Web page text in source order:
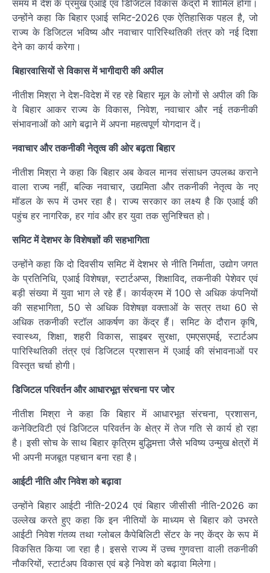
समय में देश के प्रमुख एआई एवं डिजिटल विकास केंद्रों में शामिल होगा।
उन्होंने कहा कि बिहार एआई समिट-2026 एक ऐतिहासिक पहल है, जो
राज्य के डिजिटल भविष्य और नवाचार पारिस्थितिकी तंत्र को नई दिशा
देने का कार्य करेगा।
बिहारवासियों से विकास में भागीदारी की अपील
नीतीश मिश्रा ने देश-विदेश में रह रहे बिहार मूल के लोगों से अपील की कि
वे बिहार आकर राज्य के विकास, निवेश, नवाचार और नई तकनीकी
संभावनाओं को आगे बढ़ाने में अपना महत्वपूर्ण योगदान दें।
नवाचार और तकनीकी नेतृत्व की ओर बढ़ता बिहार
नीतीश मिश्रा ने कहा कि बिहार अब केवल मानव संसाधन उपलब्ध कराने
वाला राज्य नहीं, बल्कि नवाचार, उद्यमिता और तकनीकी नेतृत्व के नए
मॉडल के रूप में उभर रहा है। राज्य सरकार का लक्ष्य है कि एआई की
पहुंच हर नागरिक, हर गांव और हर युवा तक सुनिश्चित हो।
समिट में देशभर के विशेषज्ञों की सहभागिता
उन्होंने कहा कि दो दिवसीय समिट में देशभर से नीति निर्माता, उद्योग जगत
के प्रतिनिधि, एआई विशेषज्ञ, स्टार्टअप्स, शिक्षाविद, तकनीकी पेशेवर एवं
बड़ी संख्या में युवा भाग ले रहे हैं। कार्यक्रम में 100 से अधिक कंपनियों
की सहभागिता, 50 से अधिक विशेषज्ञ वक्ताओं के सत्र तथा 60 से
अधिक तकनीकी स्टॉल आकर्षण का केंद्र हैं। समिट के दौरान कृषि,
स्वास्थ्य, शिक्षा, शहरी विकास, साइबर सुरक्षा, एमएसएमई, स्टार्टअप
पारिस्थितिकी तंत्र एवं डिजिटल प्रशासन में एआई की संभावनाओं पर
विस्तृत चर्चा होगी।
डिजिटल परिवर्तन और आधारभूत संरचना पर जोर
नीतीश मिश्रा ने कहा कि बिहार में आधारभूत संरचना, प्रशासन,
कनेक्टिविटी एवं डिजिटल परिवर्तन के क्षेत्र में तेज गति से कार्य हो रहा
है। इसी सोच के साथ बिहार कृत्रिम बुद्धिमत्ता जैसे भविष्य उन्मुख क्षेत्रों में
भी अपनी मजबूत पहचान बना रहा है।
आईटी नीति और निवेश को बढ़ावा
उन्होंने बिहार आईटी नीति-2024 एवं बिहार जीसीसी नीति-2026 का
उल्लेख करते हुए कहा कि इन नीतियों के माध्यम से बिहार को उभरते
आईटी निवेश गंतव्य तथा ग्लोबल कैपेबिलिटी सेंटर के नए केंद्र के रूप में
विकसित किया जा रहा है। इससे राज्य में उच्च गुणवत्ता वाली तकनीकी
नौकरियों, स्टार्टअप विकास एवं बड़े निवेश को बढ़ावा मिलेगा।